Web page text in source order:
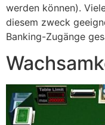
werden können).
diesem zweck
Banking-Zugänge